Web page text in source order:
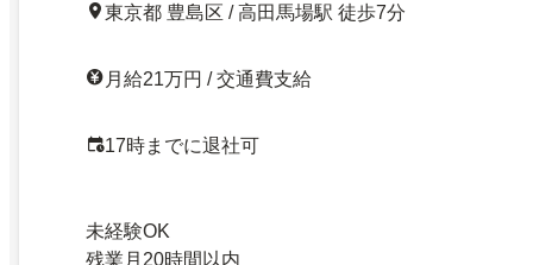
東京都 豊島区 / 高田馬場駅 徒歩7分
月給21万円 / 交通費支給
17時までに退社可
未経験OK
残業月20時間以内